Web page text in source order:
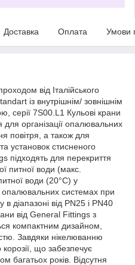
Доставка Оплата Умови
від Італійського
із внутрішнім/ зовнішнім
серії 7S00.L1 Кульові крани
організації опалювальних
повітря, а також для
установок стисненого
підходять для перекриття
питної води (макс.
води (20°С) у
опалювальних системах при
діапазоні від PN25 і PN40
від General Fittings з
компактним дизайном,
Завдяки нікелюванню
що забезпечує
багатьох років. Відсутня